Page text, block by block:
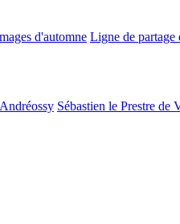
d'automne Ligne de partage
Sébastien le Prestre de